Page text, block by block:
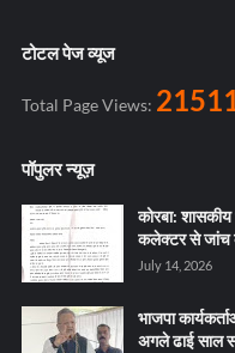
टोटल पेज व्यूज
Total Page Views:
पॉपुलर न्यूज़
कोरबा:
कलेक्टर से जांच
July 14, 2026
भाजपा
अगले ढाई साल